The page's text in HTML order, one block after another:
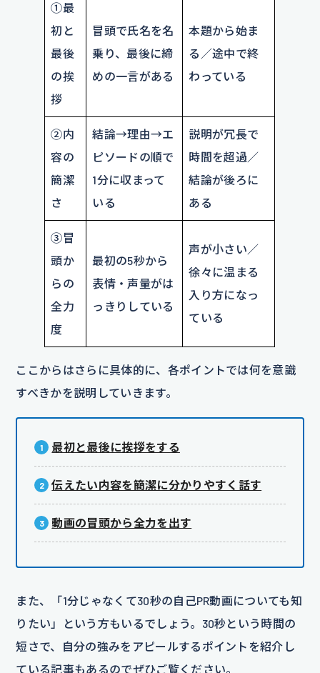
①最
初と
最後
の挨
拶
冒頭で氏名を名
乗り、最後に締
めの一言がある
本題から始ま
る／途中で終
わっている
②内
容の
簡潔
さ
結論→理由→エ
ピソードの順で
1分に収まって
いる
説明が冗長で
時間を超過／
結論が後ろに
ある
③冒
頭か
らの
全力
度
最初の5秒から
表情・声量がは
っきりしている
声が小さい／
徐々に温まる
入り方になっ
ている
ここからはさらに具体的に、各ポイントでは何を意識
すべきかを説明していきます。
最初と最後に挨拶をする
伝えたい内容を簡潔に分かりやすく話す
動画の冒頭から全力を出す
また、「1分じゃなくて30秒の自己PR動画についても知
りたい」という方もいるでしょう。30秒という時間の
短さで、自分の強みをアピールするポイントを紹介し
ている記事もあるのでぜひご覧ください。